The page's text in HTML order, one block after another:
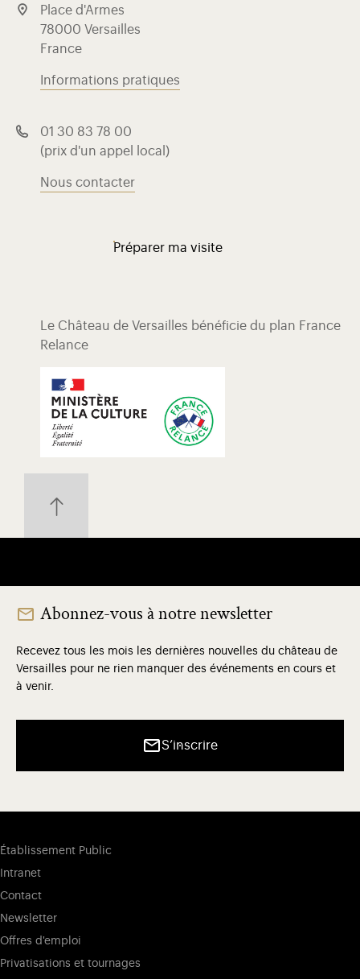
Place d'Armes
78000 Versailles
France
Informations pratiques
01 30 83 78 00
(prix d'un appel local)
Nous contacter
Préparer ma visite
Le Château de Versailles bénéficie du plan France
Relance
Abonnez-vous à notre newsletter
Recevez tous les mois les dernières nouvelles du château de
Versailles pour ne rien manquer des événements en cours et
à venir.
S’inscrire
Établissement Public
Intranet
Contact
Newsletter
Offres d'emploi
Privatisations et tournages